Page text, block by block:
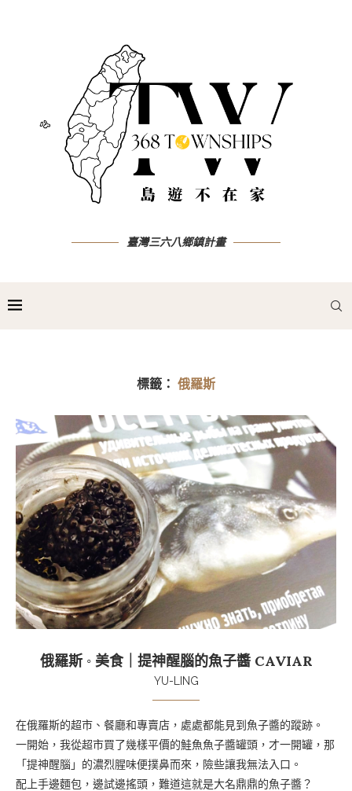
臺灣三六八鄉鎮計畫
標籤： 俄羅斯
俄羅斯 ◦ 美食｜提神醒腦的魚子醬 CAVIAR
YU-LING
在俄羅斯的超市、餐廳和專賣店，處處都能見到魚子醬的蹤跡。
一開始，我從超市買了幾樣平價的鮭魚魚子醬罐頭，才一開罐，那
「提神醒腦」的濃烈腥味便撲鼻而來，險些讓我無法入口。
配上手邊麵包，邊試邊搖頭，難道這就是大名鼎鼎的魚子醬？